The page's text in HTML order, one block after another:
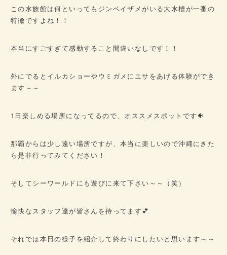
この水族館は何といってもジンベイザメがいる大水槽が一番の
特徴ですよね！！
本当にすごすぎて感動すること間違いなしです！！
外にでるとイルカショーやウミガメにエサをあげる体験ができ
ます～～
1日楽しめる場所になってるので、オススメスポットです🐠
那覇からは少し遠い場所ですが、本当に楽しいので沖縄にきた
ら是非行ってみてください！
そしてシーワールドにも遊びに来て下さい～～（笑）
愉快なスタッフ達が皆さんを待ってます💕
それでは本日の様子を紹介して終わりにしたいと思います～～